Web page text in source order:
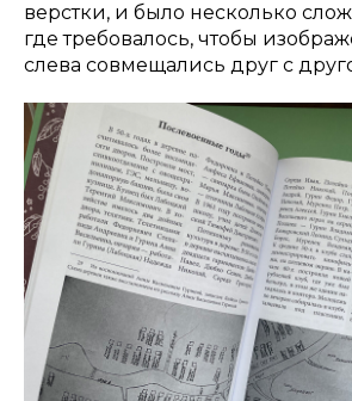
верстки, и было несколько
где требовалось, чтобы
слева совмещались друг с